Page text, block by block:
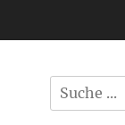
Suchen
nach: